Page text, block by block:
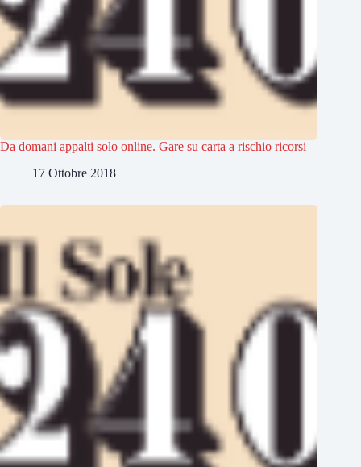
Da domani appalti solo online. Gare su carta a rischio ricorsi
17 Ottobre 2018